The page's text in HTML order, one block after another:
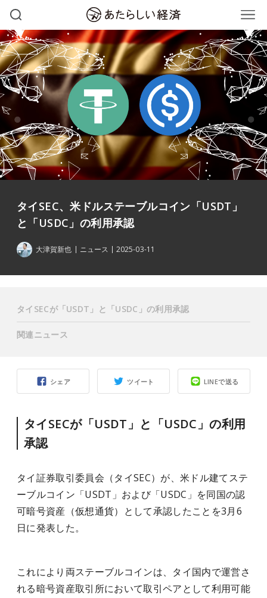
タイSEC、米ドルステーブルコイン「USDT」
と「USDC」の利用承認
大津賀新也 ニュース 2025-03-11
シェア ツイート LINEで送る
タイSECが「USDT」と「USDC」の利用
承認
タイ証券取引委員会（タイSEC）が、米ドル建てステ
ーブルコイン「USDT」および「USDC」を同国の認
可暗号資産（仮想通貨）として承認したことを3月6
日に発表した。
これにより両ステーブルコインは、タイ国内で運営さ
れる暗号資産取引所において取引ペアとして利用可能
タイSECが「USDT」と「USDC」の利用承認
関連ニュース